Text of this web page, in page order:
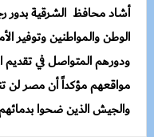
أشاد محافظ الشرقية بدور
الوطن والمواطنين وتوفير
ودورهم المتواصل في تقديم
مواقعهم مؤكداً أن مصر لن
والجيش الذين ضحوا بدمائهم